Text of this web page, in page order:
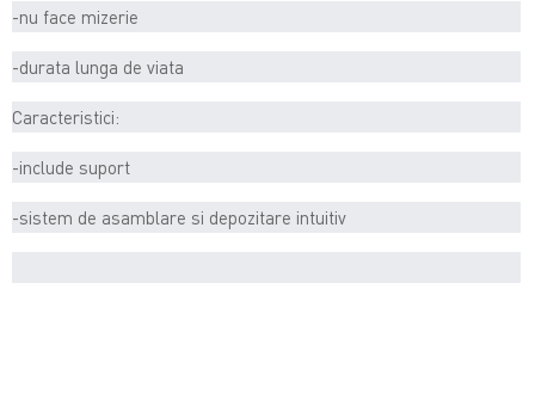
-nu face mizerie
-durata lunga de viata
Caracteristici:
-include suport
-sistem de asamblare si depozitare intuitiv